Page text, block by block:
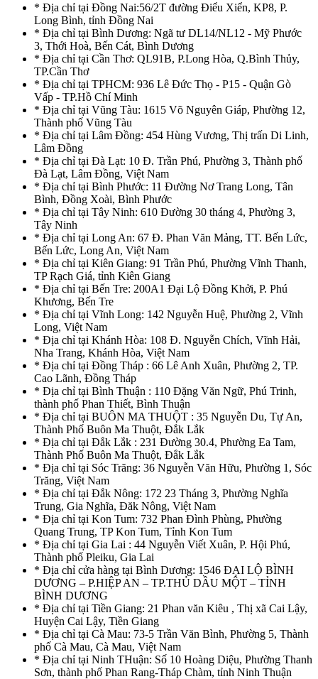
* Địa chỉ tại Đồng Nai:56/2T đường Điểu Xiển, KP8, P.
Long Bình, tỉnh Đồng Nai
* Địa chỉ tại Bình Dương: Ngã tư DL14/NL12 - Mỹ Phước
3, Thới Hoà, Bến Cát, Bình Dương
* Địa chỉ tại Cần Thơ: QL91B, P.Long Hòa, Q.Bình Thủy,
TP.Cần Thơ
* Địa chỉ tại TPHCM: 936 Lê Đức Thọ - P15 - Quận Gò
Vấp - TP.Hồ Chí Minh
* Địa chỉ tại Vũng Tàu: 1615 Võ Nguyên Giáp, Phường 12,
Thành phố Vũng Tàu
* Địa chỉ tại Lâm Đồng: 454 Hùng Vương, Thị trấn Di Linh,
Lâm Đồng
* Địa chỉ tại Đà Lạt: 10 Đ. Trần Phú, Phường 3, Thành phố
Đà Lạt, Lâm Đồng, Việt Nam
* Địa chỉ tại Bình Phước: 11 Đường Nơ Trang Long, Tân
Bình, Đồng Xoài, Bình Phước
* Địa chỉ tại Tây Ninh: 610 Đường 30 tháng 4, Phường 3,
Tây Ninh
* Địa chỉ tại Long An: 67 Đ. Phan Văn Mảng, TT. Bến Lức,
Bến Lức, Long An, Việt Nam
* Địa chỉ tại Kiên Giang: 91 Trần Phú, Phường Vĩnh Thanh,
TP Rạch Giá, tỉnh Kiên Giang
* Địa chỉ tại Bến Tre: 200A1 Đại Lộ Đồng Khởi, P. Phú
Khương, Bến Tre
* Địa chỉ tại Vĩnh Long: 142 Nguyễn Huệ, Phường 2, Vĩnh
Long, Việt Nam
* Địa chỉ tại Khánh Hòa: 108 Đ. Nguyễn Chích, Vĩnh Hải,
Nha Trang, Khánh Hòa, Việt Nam
* Địa chỉ tại Đồng Tháp : 66 Lê Anh Xuân, Phường 2, TP.
Cao Lãnh, Đồng Tháp
* Địa chỉ tại Bình Thuận : 110 Đặng Văn Ngữ, Phú Trinh,
thành phố Phan Thiết, Bình Thuận
* Địa chỉ tại BUÔN MA THUỘT : 35 Nguyễn Du, Tự An,
Thành Phố Buôn Ma Thuột, Đắk Lắk
* Địa chỉ tại Đắk Lắk : 231 Đường 30.4, Phường Ea Tam,
Thành Phố Buôn Ma Thuột, Đắk Lắk
* Địa chỉ tại Sóc Trăng: 36 Nguyễn Văn Hữu, Phường 1, Sóc
Trăng, Việt Nam
* Địa chỉ tại Đắk Nông: 172 23 Tháng 3, Phường Nghĩa
Trung, Gia Nghĩa, Đăk Nông, Việt Nam
* Địa chỉ tại Kon Tum: 732 Phan Đình Phùng, Phường
Quang Trung, TP Kon Tum, Tỉnh Kon Tum
* Địa chỉ tại Gia Lai : 44 Nguyễn Viết Xuân, P. Hội Phú,
Thành phố Pleiku, Gia Lai
* Địa chỉ cửa hàng tại Bình Dương: 1546 ĐẠI LỘ BÌNH
DƯƠNG – P.HIỆP AN – TP.THỦ DẦU MỘT – TỈNH
BÌNH DƯƠNG
* Địa chỉ tại Tiền Giang: 21 Phan văn Kiêu , Thị xã Cai Lậy,
Huyện Cai Lậy, Tiền Giang
* Địa chỉ tại Cà Mau: 73-5 Trần Văn Bình, Phường 5, Thành
phố Cà Mau, Cà Mau, Việt Nam
* Địa chỉ tại Ninh THuận: Số 10 Hoàng Diệu, Phường Thanh
Sơn, thành phố Phan Rang-Tháp Chàm, tỉnh Ninh Thuận